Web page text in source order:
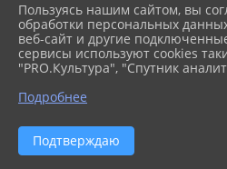
Соглашение 10-1
Пользуясь нашим сайтом, вы
обработки персональных
веб-сайт и другие
сервисы используют cookies
"PRO.Культура", "Спутник
Подробнее
Подтверждаю